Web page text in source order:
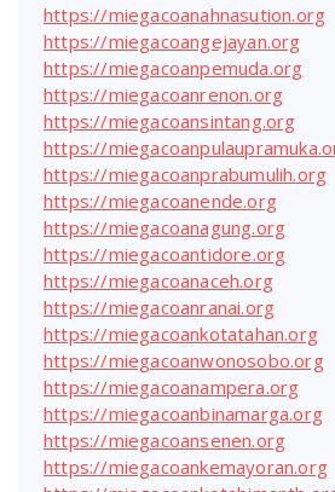
https://miegacoanahnasution.org
https://miegacoangejayan.org
https://miegacoanpemuda.org
https://miegacoanrenon.org
https://miegacoansintang.org
https://
https://miegacoanprabumulih.org
https://miegacoanende.org
https://miegacoanagung.org
https://miegacoantidore.org
https://miegacoanaceh.org
https://miegacoanranai.org
https://miegacoankotatahan.org
https://miegacoanwonosobo.org
https://miegacoanampera.org
https://miegacoanbinamarga.org
https://miegacoansenen.org
https://miegacoankemayoran.org